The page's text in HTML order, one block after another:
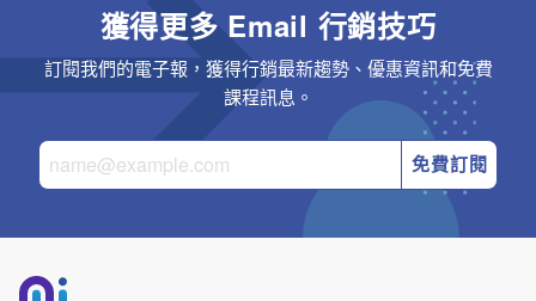
獲得更多 Email 行銷技巧
訂閱我們的電子報，獲得行銷最新趨勢、優惠資訊和免費
課程訊息。
免費訂閱